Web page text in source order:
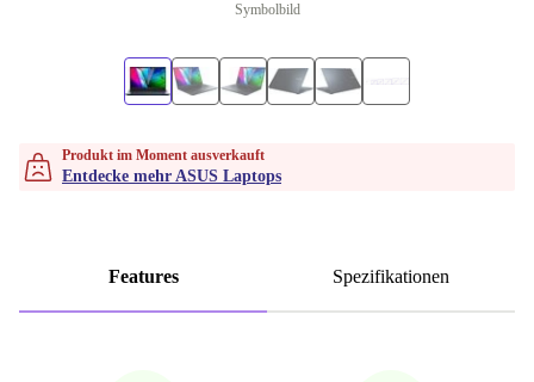
Symbolbild
Produkt im Moment ausverkauft
Entdecke mehr ASUS Laptops
Features Spezifikationen